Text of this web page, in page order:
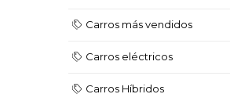
Carros más vendidos
Carros eléctricos
Carros Híbridos